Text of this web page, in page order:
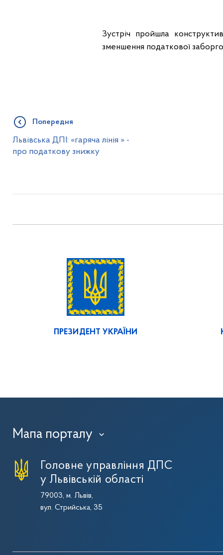
Зустріч пройшла
зменшення податкової
Попередня
Львівська ДПІ: «гаряча лінія » -
про податкову знижку
ПРЕЗИДЕНТ УКРАЇНИ
Мапа порталу ›
Головне управління ДПС
у Львівській області
79003, м. Львів,
вул. Стрийська, 35